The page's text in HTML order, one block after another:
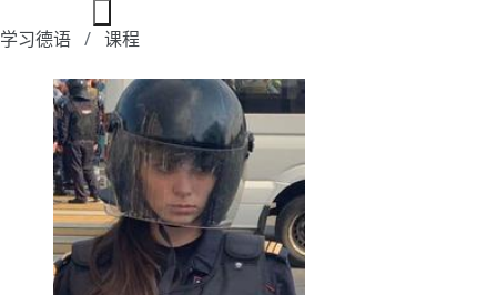
学习德语 课程